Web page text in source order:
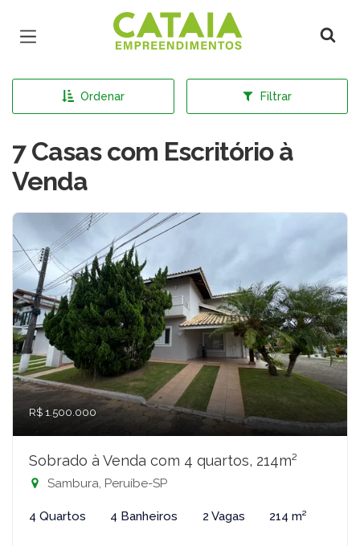
Página inicial
Ordenar Filtrar
7 Casas com Escritório à
Venda
R$ 1.500.000
Sobrado à Venda com 4 quartos, 214m²
Sambura, Peruíbe-SP
4 Quartos 4 Banheiros 2 Vagas 214 m²